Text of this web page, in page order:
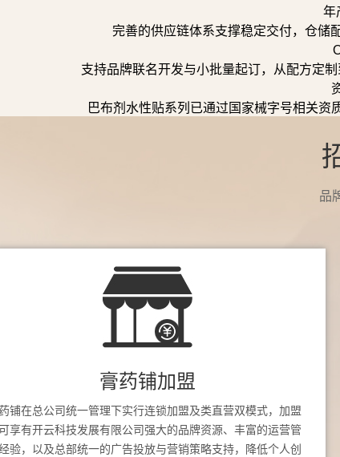
年
完善的供应链体系支撑稳定交付，仓储
支持品牌联名开发与小批量起订，从配方定
巴布剂水性贴系列已通过国家械字号相关资
品
膏药铺加盟
铺在总公司统一管理下实行连锁加盟及类直营双模式，加盟
享有开云科技发展有限公司强大的品牌资源、丰富的运营管
验，以及总部统一的广告投放与营销策略支持，降低个人创